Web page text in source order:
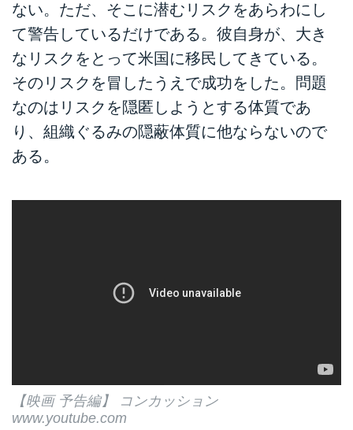
ない。ただ、そこに潜むリスクをあらわにし
て警告しているだけである。彼自身が、大き
なリスクをとって米国に移民してきている。
そのリスクを冒したうえで成功をした。問題
なのはリスクを隠匿しようとする体質であ
り、組織ぐるみの隠蔽体質に他ならないので
ある。
【映画 予告編】 コンカッション
www.youtube.com